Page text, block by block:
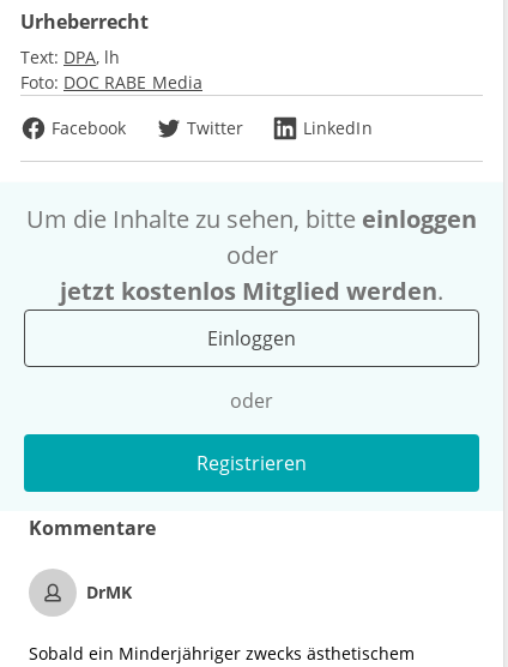
Urheberrecht
Text: DPA lh
Foto: DOC RABE Media
Facebook
Twitter LinkedIn
Um die Inhalte zu sehen, bitte einloggen
oder
jetzt kostenlos Mitglied werden.
Einloggen
oder
Registrieren
Kommentare
DrMK
Sobald ein Minderjähriger zwecks ästhetischem